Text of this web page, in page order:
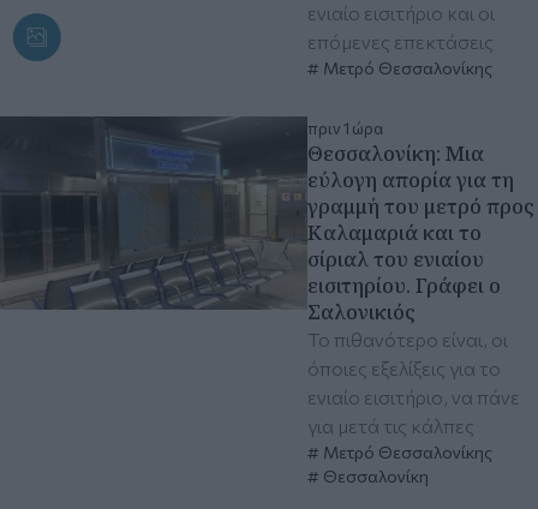
ενιαίο εισιτήριο και οι
επόμενες επεκτάσεις
Μετρό Θεσσαλονίκης
πριν 1 ώρα
Θεσσαλονίκη: Μια
εύλογη απορία για τη
γραμμή του μετρό προς
Καλαμαριά και το
σίριαλ του ενιαίου
εισιτηρίου. Γράφει ο
Σαλονικιός
Το πιθανότερο είναι, οι
όποιες εξελίξεις για το
ενιαίο εισιτήριο, να πάνε
για μετά τις κάλπες
Μετρό Θεσσαλονίκης
Θεσσαλονίκη